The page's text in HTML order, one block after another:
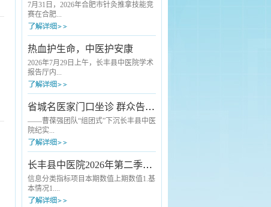
7月31日，2026年合肥市针灸推拿技能竞
赛在合肥...
市中医院圆满落幕。本次赛事由合肥市
卫生健康委员会、合肥市总工会联合主
办，汇聚了全市各级各类医疗机构的优
秀中医药从业者同台竞技。长丰县卫健
委高度重视本次赛事，精心统筹部署，
参赛。凭借扎实的专业功底与稳定的赛
场发挥，该院选手王云朋脱颖而出，荣
获推拿技术单项奖三等奖。本次竞赛标
准严苛、考核全面，全方位检验针灸推
拿从业人员...
热血护生命，中医护安康
2026年7月29日上午，长丰县中医院学术
报告厅内...
爱心涌动，2026年度县直单位团体无偿
献血活动在这里如期举行。来自全县各
机关单位的干部职工踊跃挽袖，用热血
传递生命希望。与往年不同的是，活动
现场一抹独特的“中医绿”格外引人注目
优势，首次将人工智能（AI）中医经络
检测、中药养生代茶饮、刮痧、艾灸等
中医适宜技术科普服务搬到献血现场，
为每一位“热血英雄”送上了一份量身定...
省城名医家门口坐诊 群众告别“奔波看病难”
——曹葆强团队“组团式”下沉长丰县中医
院纪实...
7月24日清晨7点半，长丰县中医院外科
诊室门口已经排起了队。诊室里，一位
专家正耐心地询问病情、细致查体——
他就是来自安徽中医药大学第一附属医
院（省中医院）的肝胆外科主任曹葆
长丰县中医院2026年第二季度医疗服务信息社会公开
信息分类指标项目本期数值上期数值1.基
本情况1....